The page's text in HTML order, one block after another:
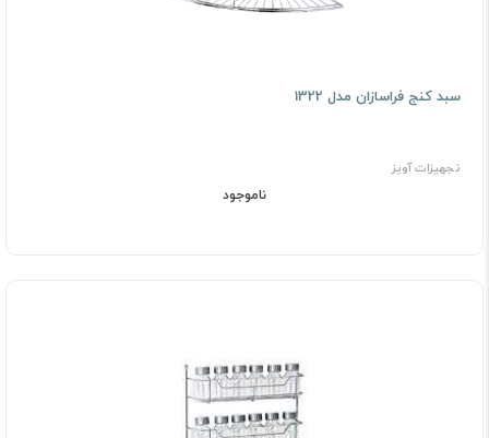
سبد کنج فراسازان مدل 1322
تجهیزات آویز
ناموجود